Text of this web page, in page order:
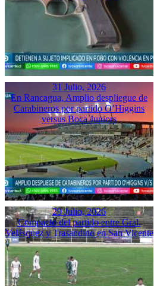
31 Julio, 2026
En Rancagua, Amplio despliegue de
Carabineros por partido O’Higgins
versus Boca Juniors
29 Julio, 2026
Compacto del partido entre Gral.
Velásquez y Trasandino en San Vicente